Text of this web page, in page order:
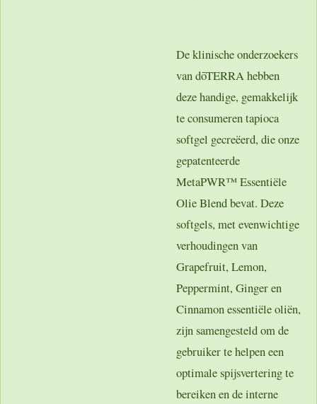
De klinische onderzoekers
van dōTERRA hebben
deze handige, gemakkelijk
te consumeren tapioca
softgel gecreëerd, die onze
gepatenteerde
MetaPWR™ Essentiële
Olie Blend bevat. Deze
softgels, met evenwichtige
verhoudingen van
Grapefruit, Lemon,
Peppermint, Ginger en
Cinnamon essentiële oliën,
zijn samengesteld om de
gebruiker te helpen een
optimale spijsvertering te
bereiken en de interne